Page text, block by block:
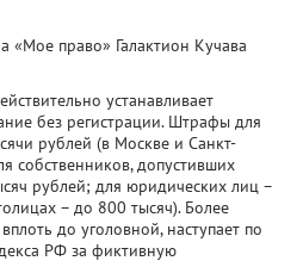
«Мое право» Галактион Кучава
устанавливает
без регистрации. Штрафы для
рублей (в Москве и Санкт-
собственников, допустивших
рублей; для юридических лиц –
– до 800 тысяч). Более
до уголовной, наступает по
РФ за фиктивную